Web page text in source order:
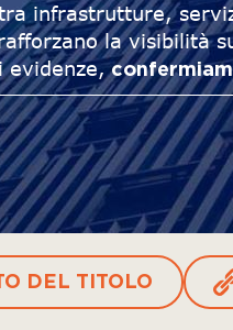
infrastrutture,
la visibilità
evidenze,
DEL TITOLO